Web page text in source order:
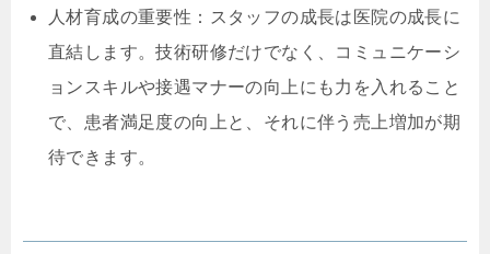
人材育成の重要性：スタッフの成長は医院の成長に
直結します。技術研修だけでなく、コミュニケーシ
ョンスキルや接遇マナーの向上にも力を入れること
で、患者満足度の向上と、それに伴う売上増加が期
待できます。